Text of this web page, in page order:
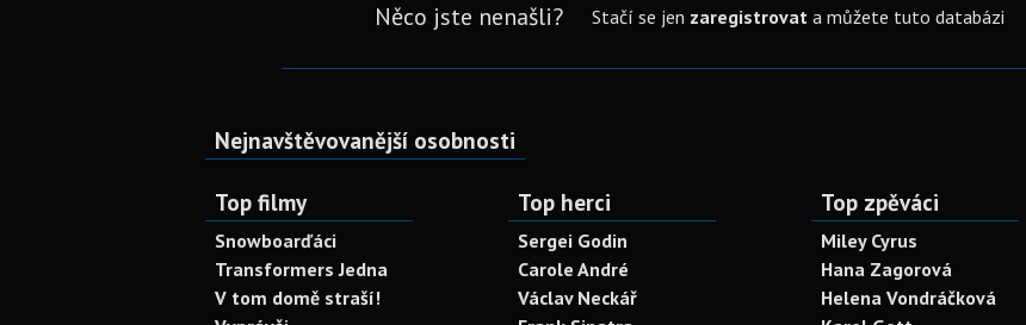
Něco jste nenašli? Stačí se jen zaregistrovata můžete tuto databázi
Nejnavštěvovanější osobnosti
Top filmy
Snowboarďáci
Transformers Jedna
V tom domě straší!
Top herci
Sergei Godin
Carole André
Václav Neckář
Top zpěváci
Miley Cyrus
Hana Zagorová
Helena Vondráčková